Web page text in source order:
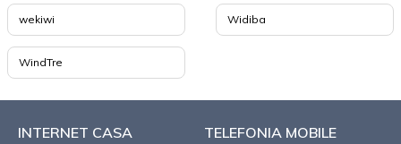
wekiwi Widiba
WindTre
INTERNET CASA TELEFONIA MOBILE